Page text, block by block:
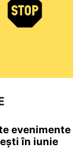
evenimente
în iunie